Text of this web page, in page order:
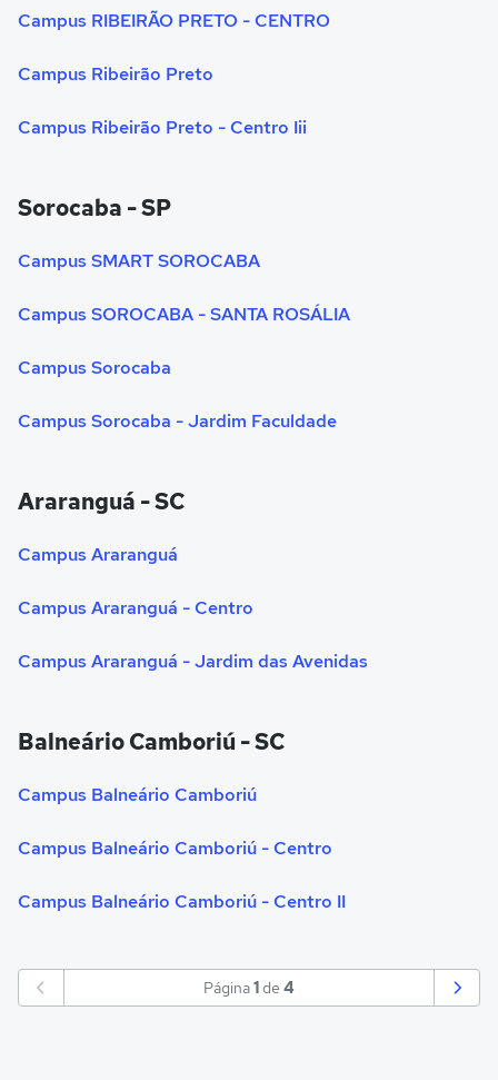
Campus RIBEIRÃO PRETO - CENTRO
Campus Ribeirão Preto
Campus Ribeirão Preto - Centro Iii
Sorocaba - SP
Campus SMART SOROCABA
Campus SOROCABA - SANTA ROSÁLIA
Campus Sorocaba
Campus Sorocaba - Jardim Faculdade
Araranguá - SC
Campus Araranguá
Campus Araranguá - Centro
Campus Araranguá - Jardim das Avenidas
Balneário Camboriú - SC
Campus Balneário Camboriú
Campus Balneário Camboriú - Centro
Campus Balneário Camboriú - Centro II
Página1 de 4